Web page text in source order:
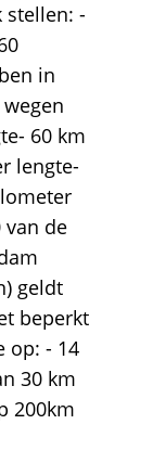
stellen: -
in
60 km
lengte-
van de
geldt
beperkt
op: - 14
30 km
200km